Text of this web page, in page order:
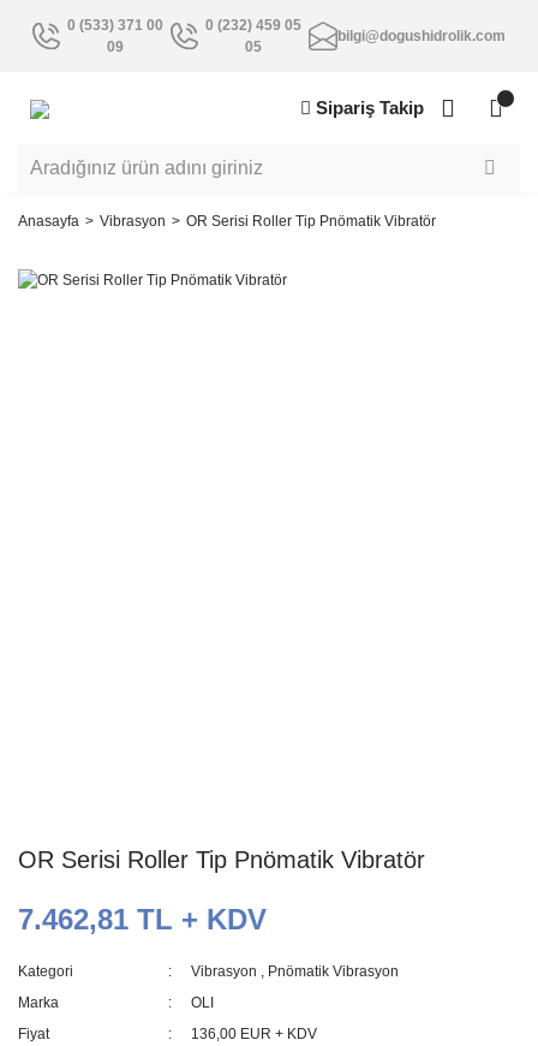
0 (533) 371 00
09
0 (232) 459 05
05
bilgi@dogushidrolik.com
Sipariş Takip
Anasayfa Vibrasyon OR Serisi Roller Tip Pnömatik Vibratör
OR Serisi Roller Tip Pnömatik Vibratör
7.462,81 TL + KDV
Kategori Vibrasyon , Pnömatik Vibrasyon
Marka
OLI
Fiyat
136,00 EUR + KDV